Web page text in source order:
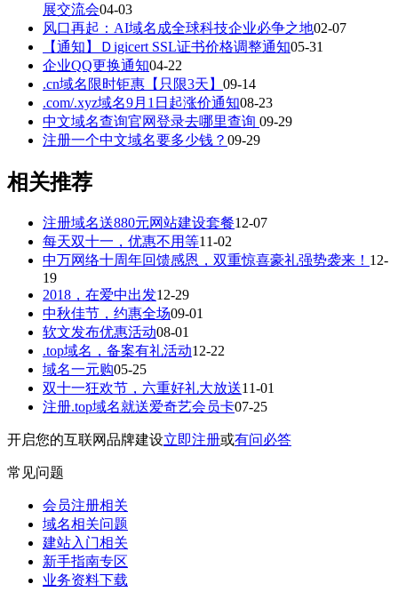
展交流会04-03
风口再起：AI域名成全球科技企业必争之地02-07
【通知】Ｄigicert SSL证书价格调整通知05-31
企业QQ更换通知04-22
.cn域名限时钜惠【只限3天】 09-14
.com/.xyz域名9月1日起涨价通知08-23
中文域名查询官网登录去哪里查询 09-29
注册一个中文域名要多少钱？ 09-29
相关推荐
注册域名送880元网站建设套餐12-07
每天双十一，优惠不用等11-02
中万网络十周年回馈感恩，双重惊喜豪礼强势袭来！ 12-
19
2018，在爱中出发12-29
中秋佳节，约惠全场09-01
软文发布优惠活动08-01
.top域名，备案有礼活动12-22
域名一元购05-25
双十一狂欢节，六重好礼大放送11-01
注册.top域名就送爱奇艺会员卡07-25
开启您的互联网品牌建设立即注册或有问必答
常见问题
会员注册相关
域名相关问题
建站入门相关
新手指南专区
业务资料下载